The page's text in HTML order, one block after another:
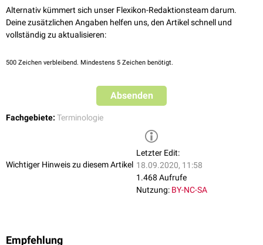
Alternativ kümmert sich unser Flexikon-Redaktionsteam darum.
Deine zusätzlichen Angaben helfen uns, den Artikel schnell und
vollständig zu aktualisieren:
500 Zeichen verbleibend. Mindestens 5 Zeichen benötigt.
Absenden
Fachgebiete: Terminologie
Wichtiger Hinweis zu diesem Artikel
Letzter Edit:
18.09.2020, 11:58
1.468 Aufrufe
Nutzung: BY-NC-SA
Empfehlung